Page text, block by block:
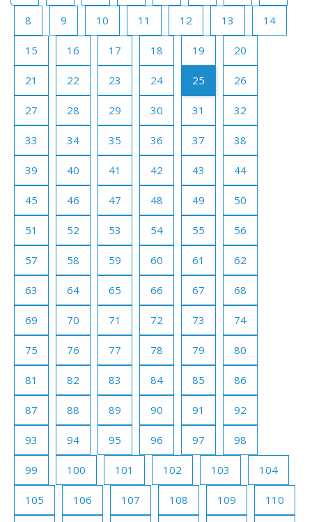
8 9 10 11 12 13 14
15 16 17 18 19 20
21 22 23 24 25 26
27 28 29 30 31 32
33 34 35 36 37 38
39 40 41 42 43 44
45 46 47 48 49 50
51 52 53 54 55 56
57 58 59 60 61 62
63 64 65 66 67 68
69 70 71 72 73 74
75 76 77 78 79 80
81 82 83 84 85 86
87 88 89 90 91 92
93 94 95 96 97 98
99 100 101 102 103 104
105 106 107 108 109 110